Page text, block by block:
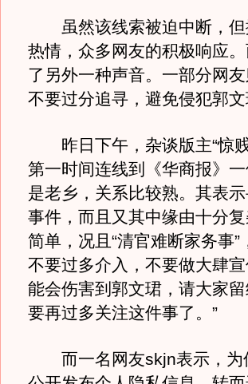
虽然该线索被迫中断，但
热情，众多网友的积极响应
了另外一种声音。一部分网
不要过分追寻，避免侵犯郭
昨日下午，杂谈版主“惊贱
第一时间连线到《华商报》
是老乡，关系比较熟。其表
事件，而且又其中缘由十分
简单，况且“清官难断家务事
不要过多介入，不要做大肆
能会伤害到郭文珺，请大家
要再过多关注这件事了。”
而一名网友skjn表示，为